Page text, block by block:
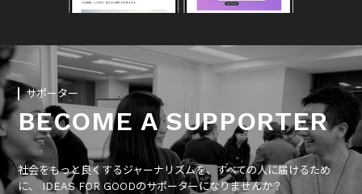
サポーター
BECOME A SUPPORTER
社会をもっと良くするジャーナリズムを、すべての人に届けるため
に、 IDEAS FOR GOODのサポーターになりませんか？